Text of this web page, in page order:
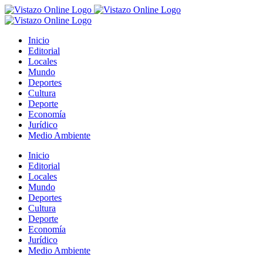
Saltar
al
Inicio
Editorial
Locales
Mundo
Deportes
Cultura
Deporte
Economía
Jurídico
Medio Ambiente
Inicio
Editorial
Locales
Mundo
Deportes
Cultura
Deporte
Economía
Jurídico
Medio Ambiente